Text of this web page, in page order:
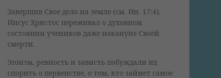
Завершив Свое дело на земле (см. Ин. 17:4),
Иисус Христос переживал о духовном
состоянии учеников даже накануне Своей
смерти.
Эгоизм, ревность и зависть побуждали их
спорить о первенстве, о том, кто займет самое